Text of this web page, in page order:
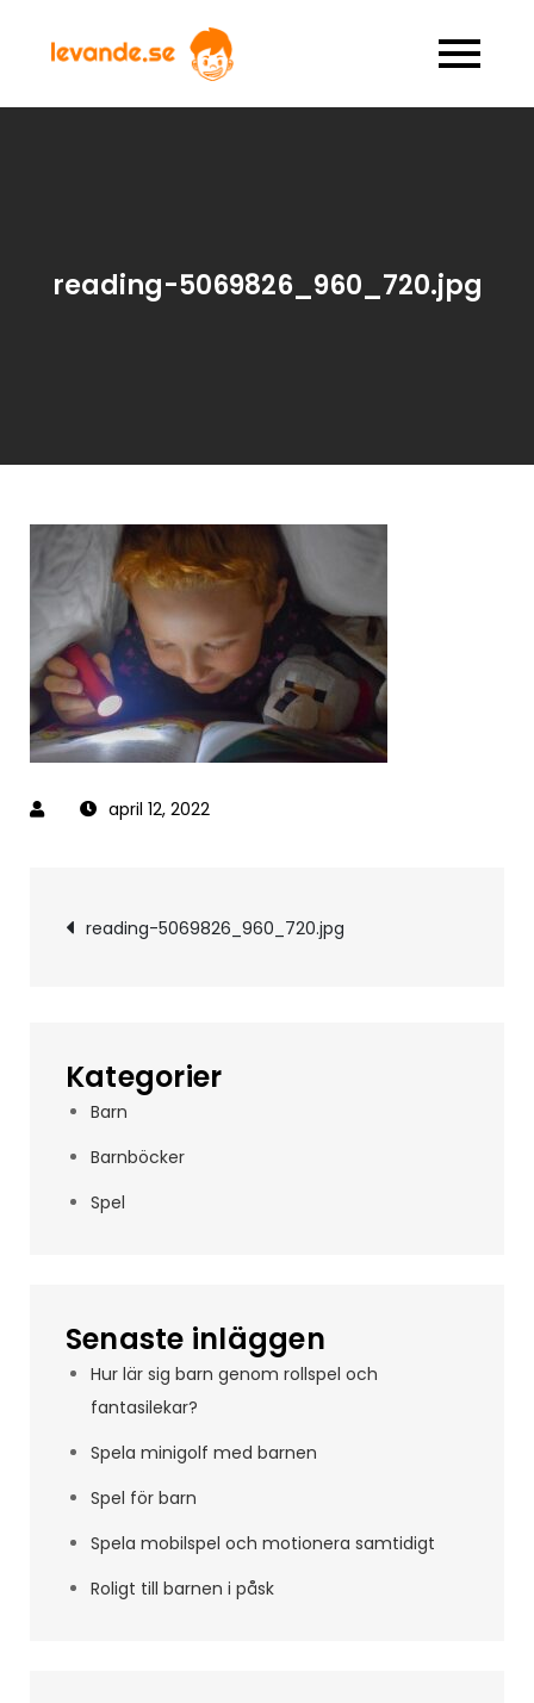
levande.se
allt om spel och böcker för
reading-5069826_960_720.jpg
april 12, 2022
Inläggsnavigering
reading-5069826_960_720.jpg
Kategorier
Barn
Barnböcker
Spel
Senaste inläggen
Hur lär sig barn genom rollspel och
fantasilekar?
Spela minigolf med barnen
Spel för barn
Spela mobilspel och motionera samtidigt
Roligt till barnen i påsk